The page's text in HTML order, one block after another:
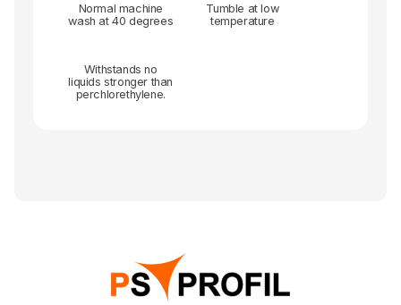
Normal machine
wash at 40 degrees
Tumble at low
temperature
Withstands no
liquids stronger than
perchlorethylene.